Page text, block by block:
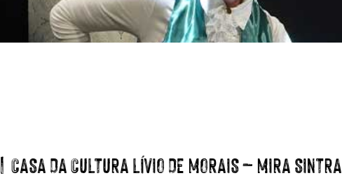
| CASA DA CULTURA LÍVIO DE MORAIS – MIRA SINTRA